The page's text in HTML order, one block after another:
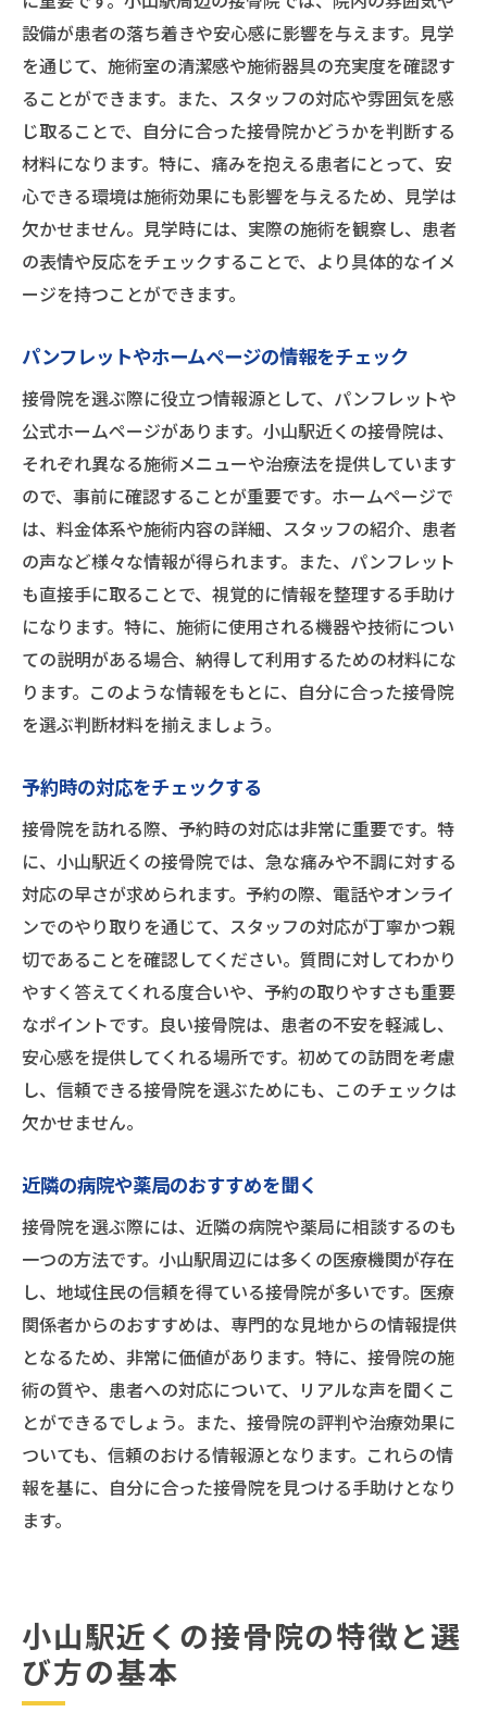
設備が患者の落ち着きや安心感に影響を与えます。見学
を通じて、施術室の清潔感や施術器具の充実度を確認す
ることができます。また、スタッフの対応や雰囲気を感
じ取ることで、自分に合った接骨院かどうかを判断する
材料になります。特に、痛みを抱える患者にとって、安
心できる環境は施術効果にも影響を与えるため、見学は
欠かせません。見学時には、実際の施術を観察し、患者
の表情や反応をチェックすることで、より具体的なイメ
ージを持つことができます。
パンフレットやホームページの情報をチェック
接骨院を選ぶ際に役立つ情報源として、パンフレットや
公式ホームページがあります。小山駅近くの接骨院は、
それぞれ異なる施術メニューや治療法を提供しています
ので、事前に確認することが重要です。ホームページで
は、料金体系や施術内容の詳細、スタッフの紹介、患者
の声など様々な情報が得られます。また、パンフレット
も直接手に取ることで、視覚的に情報を整理する手助け
になります。特に、施術に使用される機器や技術につい
ての説明がある場合、納得して利用するための材料にな
ります。このような情報をもとに、自分に合った接骨院
を選ぶ判断材料を揃えましょう。
予約時の対応をチェックする
接骨院を訪れる際、予約時の対応は非常に重要です。特
に、小山駅近くの接骨院では、急な痛みや不調に対する
対応の早さが求められます。予約の際、電話やオンライ
ンでのやり取りを通じて、スタッフの対応が丁寧かつ親
切であることを確認してください。質問に対してわかり
やすく答えてくれる度合いや、予約の取りやすさも重要
なポイントです。良い接骨院は、患者の不安を軽減し、
安心感を提供してくれる場所です。初めての訪問を考慮
し、信頼できる接骨院を選ぶためにも、このチェックは
欠かせません。
近隣の病院や薬局のおすすめを聞く
接骨院を選ぶ際には、近隣の病院や薬局に相談するのも
一つの方法です。小山駅周辺には多くの医療機関が存在
し、地域住民の信頼を得ている接骨院が多いです。医療
関係者からのおすすめは、専門的な見地からの情報提供
となるため、非常に価値があります。特に、接骨院の施
術の質や、患者への対応について、リアルな声を聞くこ
とができるでしょう。また、接骨院の評判や治療効果に
ついても、信頼のおける情報源となります。これらの情
報を基に、自分に合った接骨院を見つける手助けとなり
ます。
小山駅近くの接骨院の特徴と選
び方の基本